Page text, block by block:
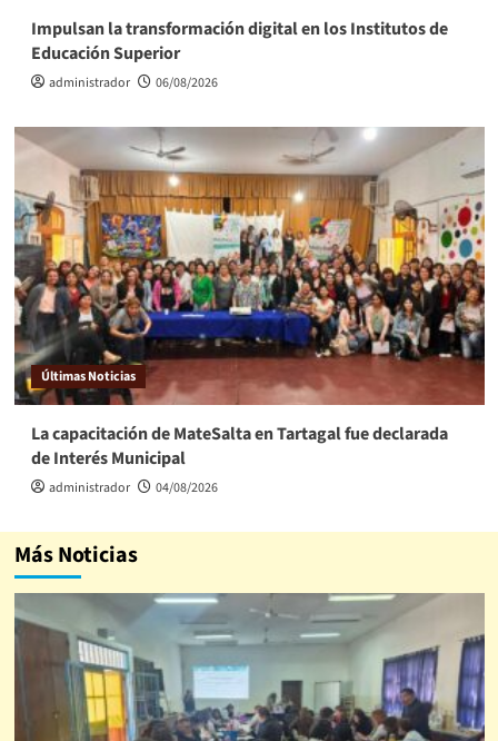
Impulsan la transformación digital en los Institutos de
Educación Superior
administrador 06/08/2026
Últimas Noticias
La capacitación de MateSalta en Tartagal fue declarada
de Interés Municipal
administrador 04/08/2026
Más Noticias